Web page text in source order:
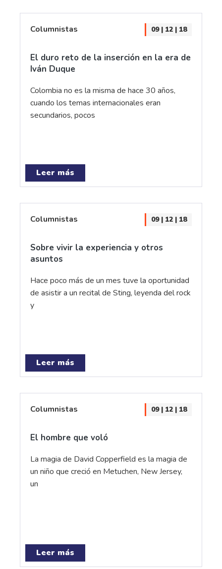
Columnistas 09 | 12 | 18
El duro reto de la inserción en la era de
Iván Duque
Colombia no es la misma de hace 30 años,
cuando los temas internacionales eran
secundarios, pocos
Leer más
Columnistas 09 | 12 | 18
Sobre vivir la experiencia y otros
asuntos
Hace poco más de un mes tuve la oportunidad
de asistir a un recital de Sting, leyenda del rock
y
Leer más
Columnistas 09 | 12 | 18
El hombre que voló
La magia de David Copperfield es la magia de
un niño que creció en Metuchen, New Jersey,
un
Leer más